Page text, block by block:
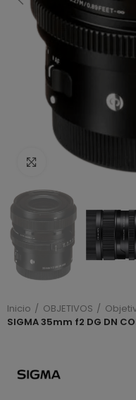
Haga clic para
Inicio OBJETIVOS
SIGMA 35mm f2 DG DN